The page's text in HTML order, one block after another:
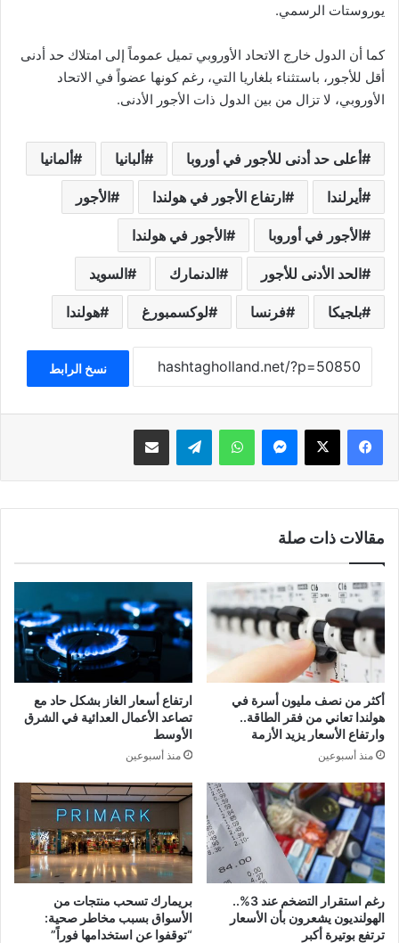
يوروستات الرسمي.
كما أن الدول خارج الاتحاد الأوروبي تميل عموماً إلى امتلاك حد أدنى
أقل للأجور، باستثناء بلغاريا التي، رغم كونها عضواً في الاتحاد
الأوروبي، لا تزال من بين الدول ذات الأجور الأدنى.
أعلى حد أدنى للأجور في أوروبا ألبانيا ألمانيا
أيرلندا ارتفاع الأجور في هولندا الأجور
الأجور في أوروبا الأجور في هولندا
الحد الأدنى للأجور الدنمارك السويد
بلجيكا فرنسا لوكسمبورغ هولندا
نسخ الرابط
فيسبوك ‫X ماسنجر واتساب تيلقرام مشاركة عبر البريد
مقالات ذات صلة
أكثر من نصف مليون أسرة في
هولندا تعاني من فقر الطاقة..
وارتفاع الأسعار يزيد الأزمة
منذ أسبوعين
ارتفاع أسعار الغاز بشكل حاد مع
تصاعد الأعمال العدائية في الشرق
الأوسط
منذ أسبوعين
رغم استقرار التضخم عند 3%..
الهولنديون يشعرون بأن الأسعار
ترتفع بوتيرة أكبر
بريمارك تسحب منتجات من
الأسواق بسبب مخاطر صحية:
“توقفوا عن استخدامها فوراً”